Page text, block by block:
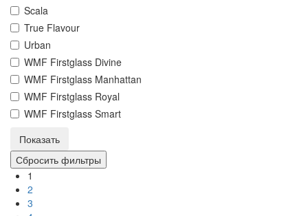
Scala
True Flavour
Urban
WMF Firstglass Divine
WMF Firstglass Manhattan
WMF Firstglass Royal
WMF Firstglass Smart
1
2
3